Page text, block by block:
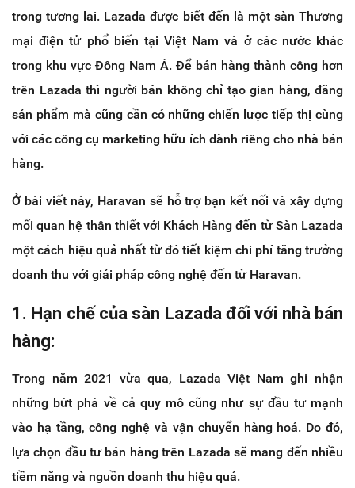
trong tương lai. Lazada được biết đến là một sàn Thương
mại điện tử phổ biến tại Việt Nam và ở các nước khác
trong khu vực Đông Nam Á. Để bán hàng thành công hơn
trên Lazada thì người bán không chỉ tạo gian hàng, đăng
sản phẩm mà cũng cần có những chiến lược tiếp thị cùng
với các công cụ marketing hữu ích dành riêng cho nhà bán
hàng.
Ở bài viết này, Haravan sẽ hỗ trợ bạn kết nối và xây dựng
mối quan hệ thân thiết với Khách Hàng đến từ Sàn Lazada
một cách hiệu quả nhất từ đó tiết kiệm chi phí tăng trưởng
doanh thu với giải pháp công nghệ đến từ Haravan.
1. Hạn chế của sàn Lazada đối với nhà bán
hàng:
Trong năm 2021 vừa qua, Lazada Việt Nam ghi nhận
những bứt phá về cả quy mô cũng như sự đầu tư mạnh
vào hạ tầng, công nghệ và vận chuyển hàng hoá. Do đó,
lựa chọn đầu tư bán hàng trên Lazada sẽ mang đến nhiều
tiềm năng và nguồn doanh thu hiệu quả.